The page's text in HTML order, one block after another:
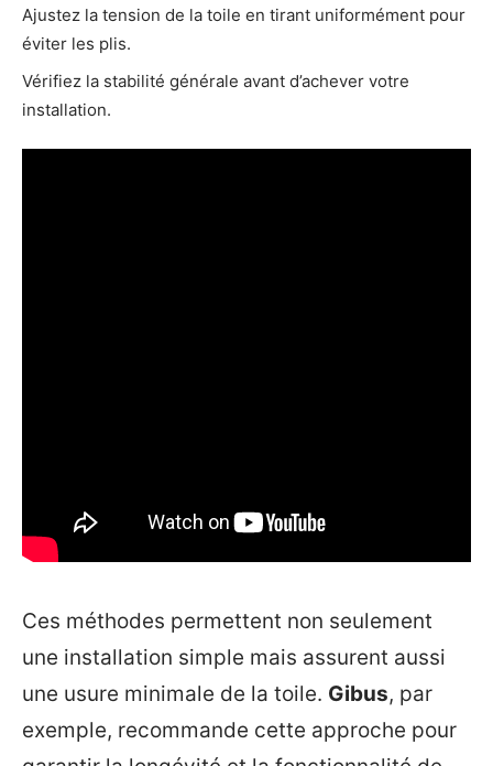
Ajustez la tension de la toile en tirant uniformément pour
éviter les plis.
Vérifiez la stabilité générale avant d’achever votre
installation.
Ces méthodes permettent non seulement
une installation simple mais assurent aussi
une usure minimale de la toile. Gibus, par
exemple, recommande cette approche pour